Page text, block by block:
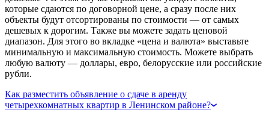
которые сдаются по договорной цене, а сразу после них
объекты будут отсортированы по стоимости — от самых
дешевых к дорогим. Также вы можете задать ценовой
диапазон. Для этого во вкладке «цена и валюта» выставьте
минимальную и максимальную стоимость. Можете выбрать
любую валюту — доллары, евро, белорусские или российские
рубли.
Как разместить объявление о сдаче в аренду
четырехкомнатных квартир в Ленинском районе?